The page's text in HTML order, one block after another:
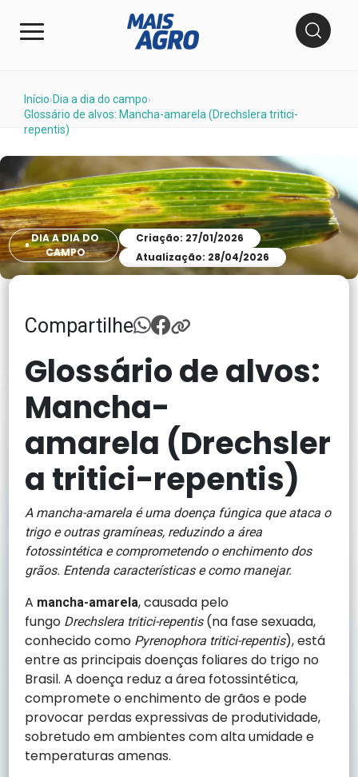
Início› Dia a dia do campo›
Glossário de alvos: Mancha-amarela (Drechslera tritici-
repentis)
DIA A DIA DO
CAMPO
Criação: 27/01/2026
Atualização: 28/04/2026
Compartilhe
Glossário de alvos:
Mancha-
amarela (Drechsler
a tritici-repentis)
A mancha-amarela é uma doença fúngica que ataca o
trigo e outras gramíneas, reduzindo a área
fotossintética e comprometendo o enchimento dos
grãos. Entenda características e como manejar.
A mancha-amarela, causada pelo
fungo Drechslera tritici-repentis(na fase sexuada,
conhecido como Pyrenophora tritici-repentis), está
entre as principais doenças foliares do trigo no
Brasil. A doença reduz a área fotossintética,
compromete o enchimento de grãos e pode
provocar perdas expressivas de produtividade,
sobretudo em ambientes com alta umidade e
temperaturas amenas.